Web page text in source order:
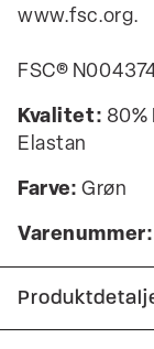
www.fsc.org.
FSC®
Kvalitet: 80%
Elastan
Farve: Grøn
Varenummer: